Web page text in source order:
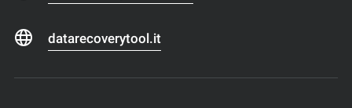
datarecoverytool.it